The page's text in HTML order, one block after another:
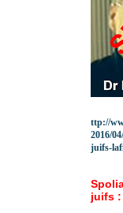
ttp://
2016/
juifs-
juifs :